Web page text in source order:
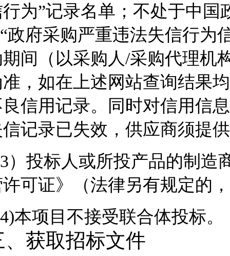
为”记录名单；不处于中国
政府采购严重违法失信行为
间（以采购人/采购代理机
，如在上述网站查询结果
信用记录。同时对信用信
记录已失效，供应商须提
3）投标人或所投产品的制造
可证》（法律另有规定的
4)本项目 不接受联合体投标。
、获取招标文件